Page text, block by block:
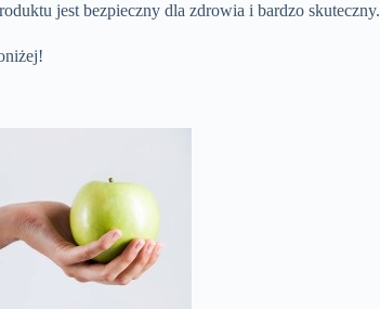
jest bezpieczny dla zdrowia i bardzo skuteczny.